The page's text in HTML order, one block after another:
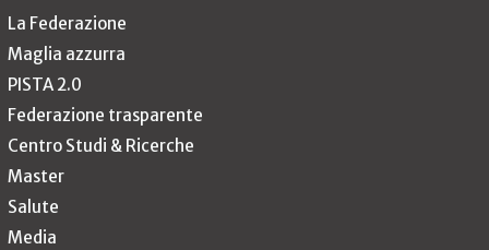
La Federazione
Maglia azzurra
PISTA 2.0
Federazione trasparente
Centro Studi & Ricerche
Master
Salute
Media